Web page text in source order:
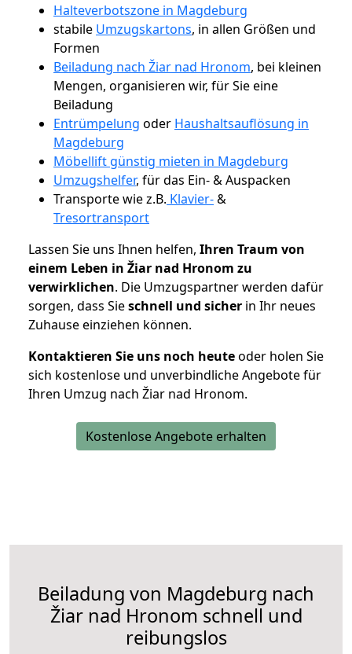
Halteverbotszone in Magdeburg
stabile Umzugskartons, in allen Größen und
Formen
Beiladung nach Žiar nad Hronom, bei kleinen
Mengen, organisieren wir, für Sie eine
Beiladung
Entrümpelung oder Haushaltsauflösung in
Magdeburg
Möbellift günstig mieten in Magdeburg
Umzugshelfer, für das Ein- & Auspacken
Transporte wie z.B. Klavier-&
Tresortransport
Lassen Sie uns Ihnen helfen, Ihren Traum von
einem Leben in Žiar nad Hronom zu
verwirklichen. Die Umzugspartner werden dafür
sorgen, dass Sieschnell und sicher in Ihr neues
Zuhause einziehen können.
Kontaktieren Sie uns noch heuteoder holen Sie
sich kostenlose und unverbindliche Angebote für
Ihren Umzug nach Žiar nad Hronom.
Kostenlose Angebote erhalten
Beiladung von Magdeburg nach
Žiar nad Hronom schnell und
reibungslos